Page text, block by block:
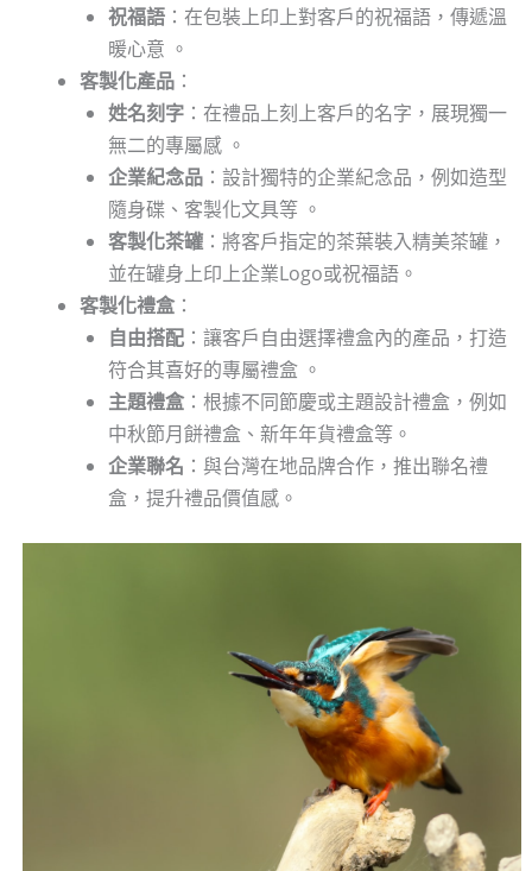
祝福語：在包裝上印上對客戶的祝福語，傳遞溫
暖心意 。
客製化產品：
姓名刻字：在禮品上刻上客戶的名字，展現獨一
無二的專屬感 。
企業紀念品：設計獨特的企業紀念品，例如造型
隨身碟、客製化文具等 。
客製化茶罐：將客戶指定的茶葉裝入精美茶罐，
並在罐身上印上企業Logo或祝福語。
客製化禮盒：
自由搭配：讓客戶自由選擇禮盒內的產品，打造
符合其喜好的專屬禮盒 。
主題禮盒：根據不同節慶或主題設計禮盒，例如
中秋節月餅禮盒、新年年貨禮盒等。
企業聯名 ：與台灣在地品牌合作，推出聯名禮
盒，提升禮品價值感。